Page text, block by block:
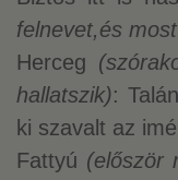
felnevet,és
Herceg
hallatszik):
ki szavalt az
Fattyú (először